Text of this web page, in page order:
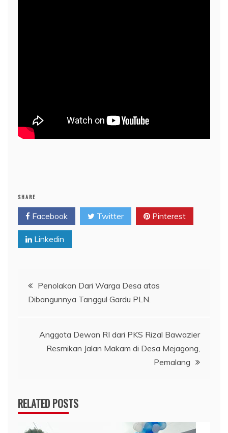
SHARE
Facebook Twitter Pinterest
Linkedin
Post
navigation
Penolakan Dari Warga Desa atas
Dibangunnya Tanggul Gardu PLN.
Anggota Dewan RI dari PKS Rizal Bawazier
Resmikan Jalan Makam di Desa Mejagong,
Pemalang
RELATED POSTS